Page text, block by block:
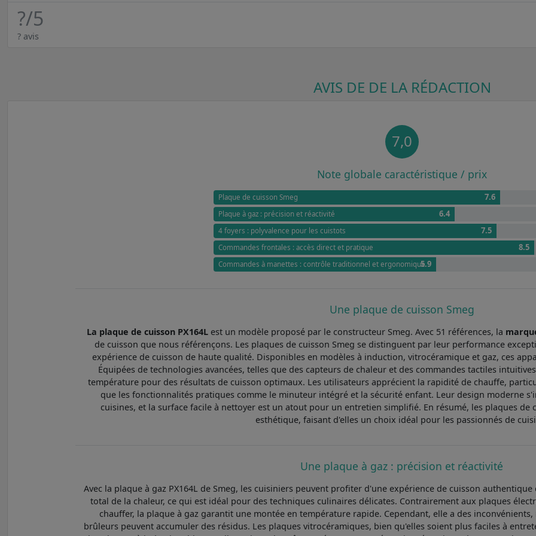
?/5
? avis
AVIS DE DE LA RÉDACTION
7,0
Note globale caractéristique / prix
Plaque de cuisson Smeg 7.6
Plaque à gaz : précision et réactivité 6.4
4 foyers : polyvalence pour les cuistots 7.5
Commandes frontales : accès direct et pratique 8.5
Commandes à manettes : contrôle traditionnel et ergonomique5.9
Une plaque de cuisson Smeg
La plaque de cuisson PX164L est un modèle proposé par le constructeur Smeg. Avec 51 références, la
de cuisson que nous référençons. Les plaques de cuisson Smeg se distinguent par leur performance
expérience de cuisson de haute qualité. Disponibles en modèles à induction, vitrocéramique et gaz, ces
Équipées de technologies avancées, telles que des capteurs de chaleur et des commandes tactiles
température pour des résultats de cuisson optimaux. Les utilisateurs apprécient la rapidité de chauffe,
que les fonctionnalités pratiques comme le minuteur intégré et la sécurité enfant. Leur design moderne
cuisines, et la surface facile à nettoyer est un atout pour un entretien simplifié. En résumé, les plaques
esthétique, faisant d'elles un choix idéal pour les passionnés de
Une plaque à gaz : précision et réactivité
Avec la plaque à gaz PX164L de Smeg, les cuisiniers peuvent profiter d'une expérience de cuisson
total de la chaleur, ce qui est idéal pour des techniques culinaires délicates. Contrairement aux plaques
chauffer, la plaque à gaz garantit une montée en température rapide. Cependant, elle a des
brûleurs peuvent accumuler des résidus. Les plaques vitrocéramiques, bien qu'elles soient plus faciles à